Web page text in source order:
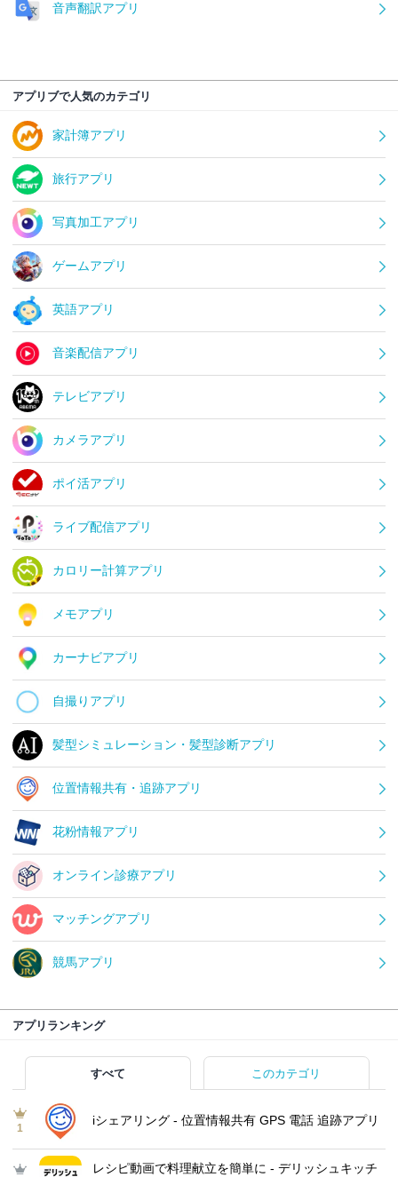
音声翻訳アプリ
アプリブで人気のカテゴリ
家計簿アプリ
旅行アプリ
写真加工アプリ
ゲームアプリ
英語アプリ
音楽配信アプリ
テレビアプリ
カメラアプリ
ポイ活アプリ
ライブ配信アプリ
カロリー計算アプリ
メモアプリ
カーナビアプリ
自撮りアプリ
髪型シミュレーション・髪型診断アプリ
位置情報共有・追跡アプリ
花粉情報アプリ
オンライン診療アプリ
マッチングアプリ
競馬アプリ
アプリランキング
すべて このカテゴリ
1
iシェアリング - 位置情報共有 GPS 電話 追跡アプリ
レシピ動画で料理献立を簡単‪に - デリッシュキッチ